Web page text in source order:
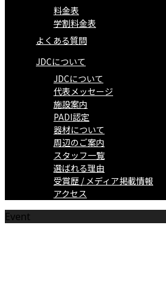
料金表
学割料金表
よくある質問
JDCについて
JDCについて
代表メッセージ
施設案内
PADI認定
器材について
周辺のご案内
スタッフ一覧
選ばれる理由
受賞歴 / メディア掲載情報
アクセス
Event